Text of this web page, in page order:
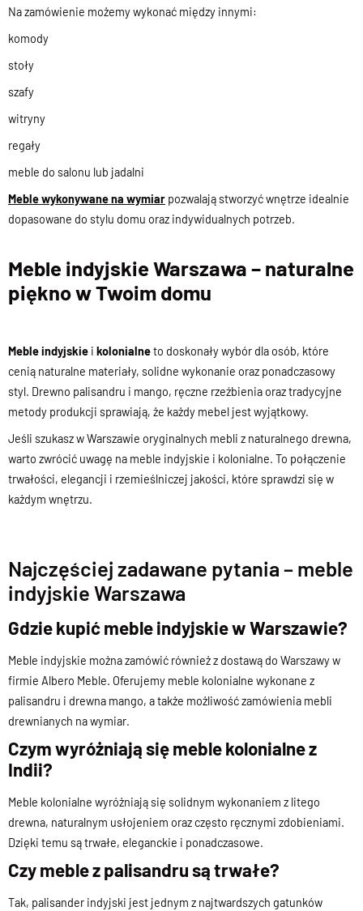
Na zamówienie możemy wykonać między innymi:
komody
stoły
szafy
witryny
regały
meble do salonu lub jadalni
Meble wykonywane na wymiar pozwalają stworzyć wnętrze idealnie
dopasowane do stylu domu oraz indywidualnych potrzeb.
Meble indyjskie Warszawa – naturalne
piękno w Twoim domu
Meble indyjskie i kolonialneto doskonały wybór dla osób, które
cenią naturalne materiały, solidne wykonanie oraz ponadczasowy
styl. Drewno palisandru i mango, ręczne rzeźbienia oraz tradycyjne
metody produkcji sprawiają, że każdy mebel jest wyjątkowy.
Jeśli szukasz w Warszawie oryginalnych mebli z naturalnego drewna,
warto zwrócić uwagę na meble indyjskie i kolonialne. To połączenie
trwałości, elegancji i rzemieślniczej jakości, które sprawdzi się w
każdym wnętrzu.
Najczęściej zadawane pytania – meble
indyjskie Warszawa
Gdzie kupić meble indyjskie w Warszawie?
Meble indyjskie można zamówić również z dostawą do Warszawy w
firmie Albero Meble. Oferujemy meble kolonialne wykonane z
palisandru i drewna mango, a także możliwość zamówienia mebli
drewnianych na wymiar.
Czym wyróżniają się meble kolonialne z
Indii?
Meble kolonialne wyróżniają się solidnym wykonaniem z litego
drewna, naturalnym usłojeniem oraz często ręcznymi zdobieniami.
Dzięki temu są trwałe, eleganckie i ponadczasowe.
Czy meble z palisandru są trwałe?
Tak, palisander indyjski jest jednym z najtwardszych gatunków